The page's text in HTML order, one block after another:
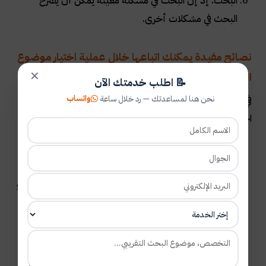
البحث في مشكلات أخرى.
نصائح مفيدة يمكنك اتباعها خلال عملية اختيار موضوع
الرسالة:
في سياق برامج الدكتوراه، هناك عدد من الأساليب المختلفة عند
اختيار موضوع رسالتك. لنقدم لك نظرة ثاقبة مباشرة.
تطوير موضوع يثير اهتمامك: حدد الموارد المتاحة لديك -
الوقت والمال والأشخاص - واختر موضوعاً لا يتطلب الكثير
من الموارد. ستقضي ما لا يقل عن عام في رسالة الدكتوراه (أو
أي مشروع بحثي كبير)، لذلك يجب أن تكون مقنع بما يكفي
لجذب انتباهك
اقرأ كل ما تستطيع عن هذا الموضوع: اذهب خارج قراءات
✕ 📝 اطلب خدمتك الآن
نحن هنا لمساعدتك — رد خلال ساعة واتساب